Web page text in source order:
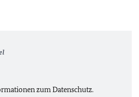
zum Datenschutz.